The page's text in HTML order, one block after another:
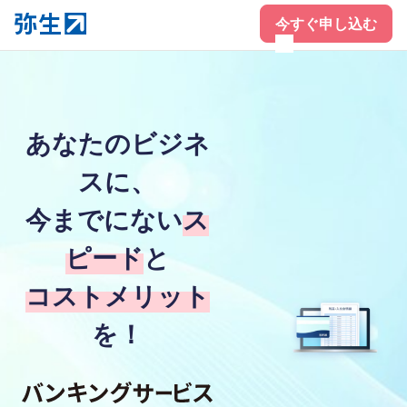
今すぐ申し込む
あなたのビジネ
スに、
今までにないス
ピードと
コストメリット
を！